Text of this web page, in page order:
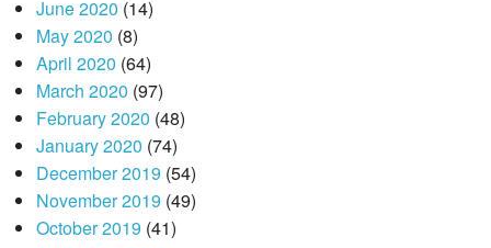
June 2020 (14)
May 2020 (8)
April 2020 (64)
March 2020 (97)
February 2020 (48)
January 2020 (74)
December 2019 (54)
November 2019 (49)
October 2019 (41)